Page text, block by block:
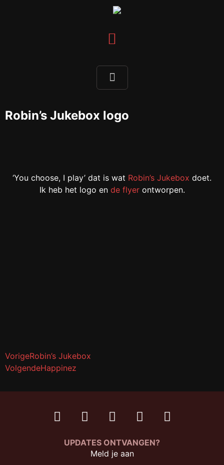
Robin’s Jukebox logo
‘You choose, I play’ dat is wat Robin’s Jukebox doet.
Ik heb het logo en de flyerontworpen.
VorigeRobin’s Jukebox
VolgendeHappinez
UPDATES ONTVANGEN?
Meld je aan